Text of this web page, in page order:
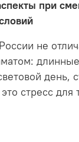
при
не
день,
стресс для